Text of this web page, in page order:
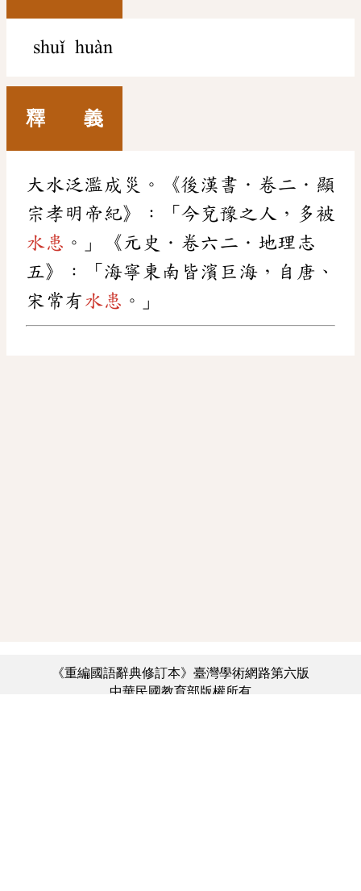
shuǐ huàn
釋 義
大水泛濫成災。《後漢書．卷二．顯
宗孝明帝紀》：「今兗豫之人，多被
水患 。」《元史．卷六二．地理志
五》：「海寧東南皆濱巨海，自唐、
宋常有 水患 。」
《重編國語辭典修訂本》臺灣學術網路第六版
中華民國教育部版權所有